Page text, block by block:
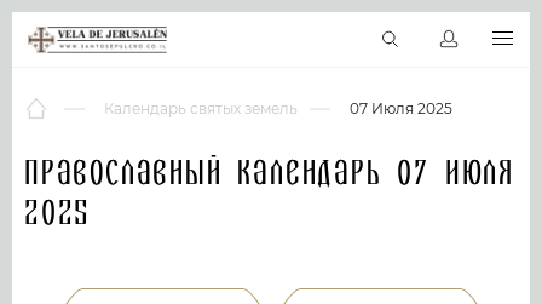
Виртуальные туры
RU
Календарь святых земель 07 Июля 2025
Православный календарь 07 Июля
2025